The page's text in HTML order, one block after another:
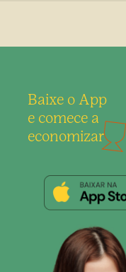
Baixe o App
e comece a
economizar